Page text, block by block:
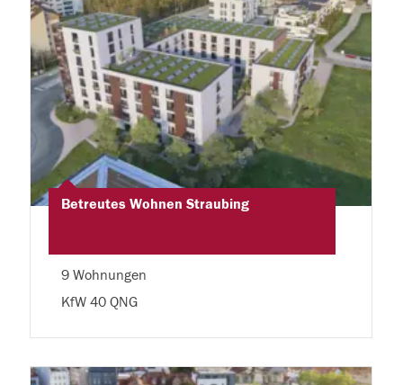
Betreutes Wohnen Straubing
9 Wohnungen
KfW 40 QNG